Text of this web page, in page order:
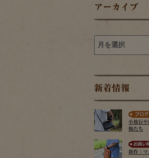
アーカイブ
新着情報
小旅行
鞄たち
新作：マ